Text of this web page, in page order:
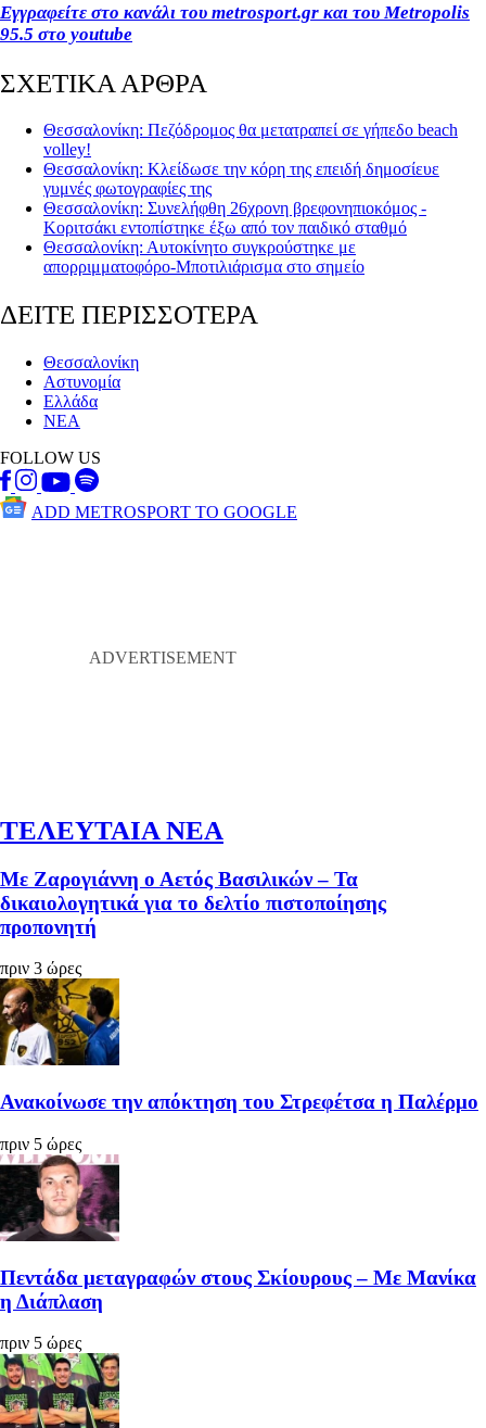
Εγγραφείτε στο κανάλι του metrosport.gr και του Metropolis
95.5 στο youtube
ΣΧΕΤΙΚΑ ΑΡΘΡΑ
Θεσσαλονίκη: Πεζόδρομος θα μετατραπεί σε γήπεδο beach
volley!
Θεσσαλονίκη: Κλείδωσε την κόρη της επειδή δημοσίευε
γυμνές φωτογραφίες της
Θεσσαλονίκη: Συνελήφθη 26χρονη βρεφονηπιοκόμος -
Κοριτσάκι εντοπίστηκε έξω από τον παιδικό σταθμό
Θεσσαλονίκη: Αυτοκίνητο συγκρούστηκε με
απορριμματοφόρο-Μποτιλιάρισμα στο σημείο
ΔΕΙΤΕ ΠΕΡΙΣΣΟΤΕΡΑ
Θεσσαλονίκη
Αστυνομία
Ελλάδα
ΝΕΑ
FOLLOW US
ADD METROSPORT TO GOOGLE
ΤΕΛΕΥΤΑΙΑ ΝΕΑ
Με Ζαρογιάννη ο Αετός Βασιλικών – Τα
δικαιολογητικά για το δελτίο πιστοποίησης
προπονητή
πριν 3 ώρες
Ανακοίνωσε την απόκτηση του Στρεφέτσα η Παλέρμο
πριν 5 ώρες
Πεντάδα μεταγραφών στους Σκίουρους – Με Μανίκα
η Διάπλαση
πριν 5 ώρες